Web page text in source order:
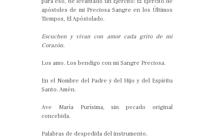
apóstoles de mi Preciosa Sangre en los Últimos
Tiempos, El Apóstolado.
Escuchen y vivan con amor cada grito de mi
Corazón.
Los amo. Los bendigo con mi Sangre Preciosa.
En el Nombre del Padre y del Hijo y del Espíritu
Santo. Amén.
Ave María Purísima, sin pecado original
concebida.
Palabras de despedida del instrumento.